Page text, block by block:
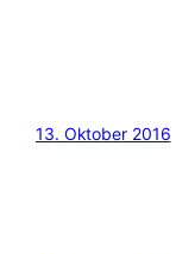
13. Oktober 2016